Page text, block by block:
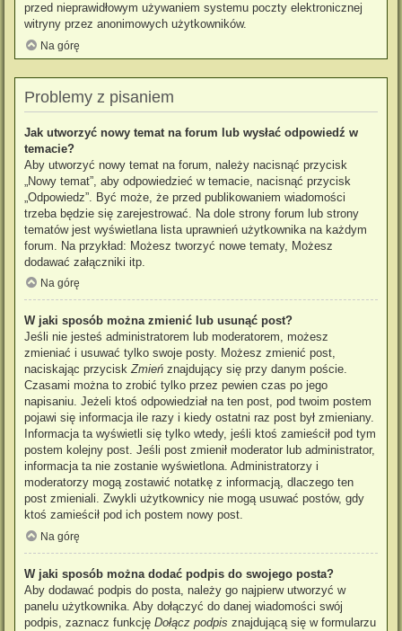
przed nieprawidłowym używaniem systemu poczty elektronicznej
witryny przez anonimowych użytkowników.
Na górę
Problemy z pisaniem
Jak utworzyć nowy temat na forum lub wysłać odpowiedź w
temacie?
Aby utworzyć nowy temat na forum, należy nacisnąć przycisk
„Nowy temat”, aby odpowiedzieć w temacie, nacisnąć przycisk
„Odpowiedz”. Być może, że przed publikowaniem wiadomości
trzeba będzie się zarejestrować. Na dole strony forum lub strony
tematów jest wyświetlana lista uprawnień użytkownika na każdym
forum. Na przykład: Możesz tworzyć nowe tematy, Możesz
dodawać załączniki itp.
Na górę
W jaki sposób można zmienić lub usunąć post?
Jeśli nie jesteś administratorem lub moderatorem, możesz
zmieniać i usuwać tylko swoje posty. Możesz zmienić post,
naciskając przyciskZmień znajdujący się przy danym poście.
Czasami można to zrobić tylko przez pewien czas po jego
napisaniu. Jeżeli ktoś odpowiedział na ten post, pod twoim postem
pojawi się informacja ile razy i kiedy ostatni raz post był zmieniany.
Informacja ta wyświetli się tylko wtedy, jeśli ktoś zamieścił pod tym
postem kolejny post. Jeśli post zmienił moderator lub administrator,
informacja ta nie zostanie wyświetlona. Administratorzy i
moderatorzy mogą zostawić notatkę z informacją, dlaczego ten
post zmieniali. Zwykli użytkownicy nie mogą usuwać postów, gdy
ktoś zamieścił pod ich postem nowy post.
Na górę
W jaki sposób można dodać podpis do swojego posta?
Aby dodawać podpis do posta, należy go najpierw utworzyć w
panelu użytkownika. Aby dołączyć do danej wiadomości swój
podpis, zaznacz funkcję Dołącz podpis znajdującą się w formularzu